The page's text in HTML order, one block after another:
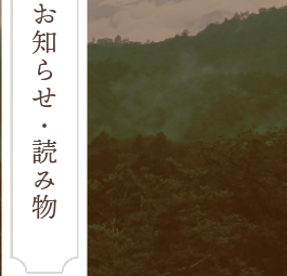
お知らせ・読み物